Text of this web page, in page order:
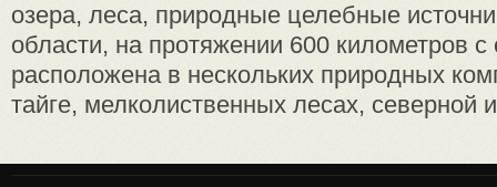
озера, леса, природные целебные
области, на протяжении 600 километров с
расположена в нескольких природных
тайге, мелколиственных лесах, северной